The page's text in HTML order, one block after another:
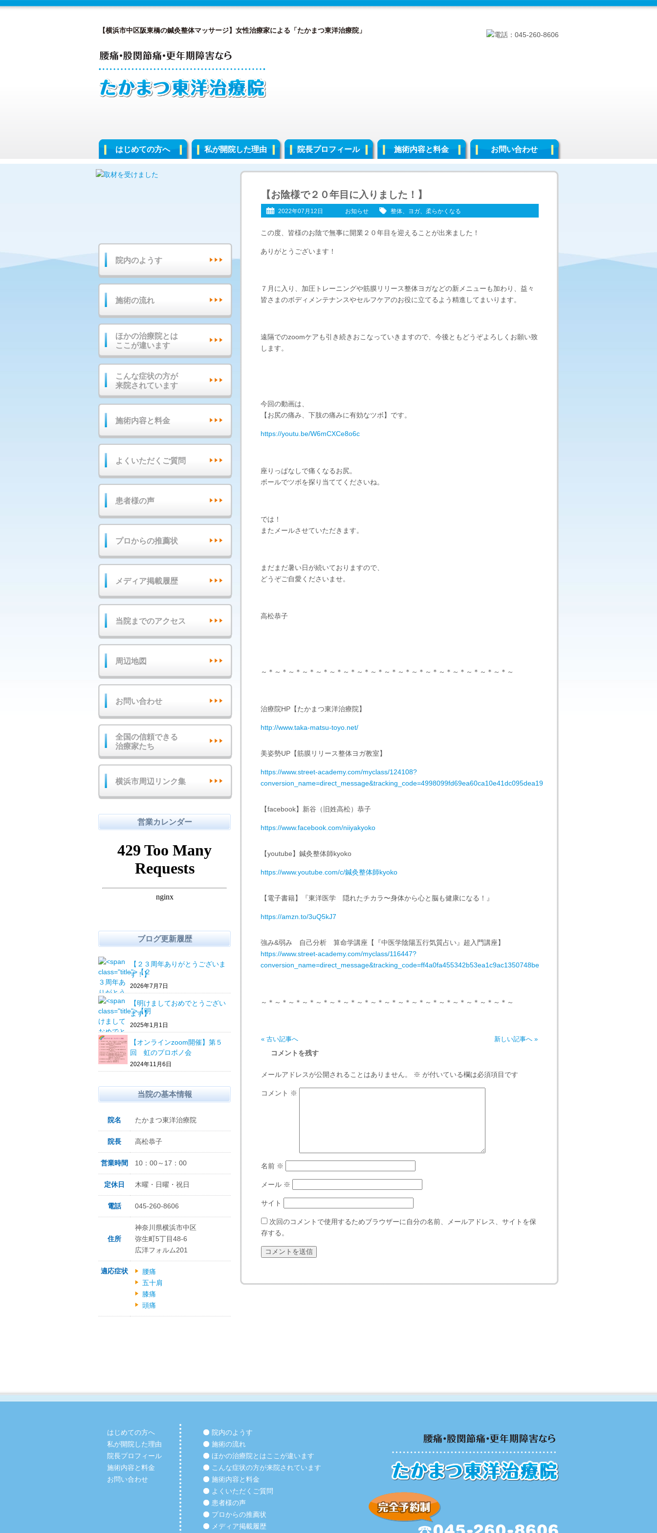
【横浜市中区阪東橋の鍼灸整体マッサージ】女性治療家による「たかまつ東洋治療院」
はじめての方へ 私が開院した理由 院長プロフィール 施術内容と料金 お問い合わせ
【お陰様で２０年目に入りました！】
2022年07月12日 お知らせ 整体、ヨガ、柔らかくなる
この度、皆様のお陰で無事に開業２０年目を迎えることが出来ました！
ありがとうございます！
７月に入り、加圧トレーニングや筋膜リリース整体ヨガなどの新メニューも加わり、益々
皆さまのボディメンテナンスやセルフケアのお役に立てるよう精進してまいります。
遠隔でのzoomケアも引き続きおこなっていきますので、今後ともどうぞよろしくお願い致
します。
今回の動画は、
【お尻の痛み、下肢の痛みに有効なツボ】です。
https://youtu.be/W6mCXCe8o6c
座りっぱなしで痛くなるお尻。
ボールでツボを探り当ててくださいね。
では！
またメールさせていただきます。
まだまだ暑い日が続いておりますので、
どうぞご自愛くださいませ。
高松恭子
～＊～＊～＊～＊～＊～＊～＊～＊～＊～＊～＊～＊～＊～＊～＊～＊～＊～＊～
治療院HP【たかまつ東洋治療院】
http://www.taka-matsu-toyo.net/
美姿勢UP【筋膜リリース整体ヨガ教室】
https://www.street-academy.com/myclass/124108?
conversion_name=direct_message&tracking_code=4998099fd69ea60ca10e41dc095dea19
【facebook】新谷（旧姓高松）恭子
https://www.facebook.com/niiyakyoko
【youtube】鍼灸整体師kyoko
https://www.youtube.com/c/鍼灸整体師kyoko
【電子書籍】『東洋医学 隠れたチカラ〜身体から心と脳も健康になる！』
https://amzn.to/3uQ5kJ7
強み&弱み 自己分析 算命学講座【『中医学陰陽五行気質占い』超入門講座】
https://www.street-academy.com/myclass/116447?
conversion_name=direct_message&tracking_code=ff4a0fa455342b53ea1c9ac1350748be
～＊～＊～＊～＊～＊～＊～＊～＊～＊～＊～＊～＊～＊～＊～＊～＊～＊～＊～
« 古い記事へ 新しい記事へ »
コメントを残す
メールアドレスが公開されることはありません。 ※ が付いている欄は必須項目です
コメント ※
名前 ※
メール ※
サイト
次回のコメントで使用するためブラウザーに自分の名前、メールアドレス、サイトを保
存する。
院内のようす
施術の流れ
ほかの治療院とは
ここが違います
こんな症状の方が
来院されています
施術内容と料金
よくいただくご質問
患者様の声
プロからの推薦状
メディア掲載履歴
当院までのアクセス
周辺地図
お問い合わせ
全国の信頼できる
治療家たち
横浜市周辺リンク集
営業カレンダー
ブログ更新履歴
【２３周年ありがとうございま
す！】
2026年7月7日
【明けましておめでとうござい
ます】
2025年1月1日
【オンラインzoom開催】第５
回 虹のプロボノ会
2024年11月6日
当院の基本情報
院名 たかまつ東洋治療院
院長 高松恭子
営業時間 10：00～17：00
定休日 木曜・日曜・祝日
電話 045-260-8606
住所
神奈川県横浜市中区
弥生町5丁目48-6
広洋フォルム201
適応症状
腰痛
五十肩
膝痛
頭痛
はじめての方へ
私が開院した理由
院長プロフィール
施術内容と料金
お問い合わせ
院内のようす
施術の流れ
ほかの治療院とはここが違います
こんな症状の方が来院されています
施術内容と料金
よくいただくご質問
患者様の声
プロからの推薦状
メディア掲載履歴